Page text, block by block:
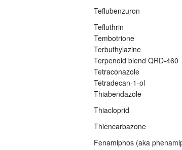
Teflubenzuron
Tefluthrin
Tembotrione
Terbuthylazine
Terpenoid blend QRD-460
Tetraconazole
Tetradecan-1-ol
Thiabendazole
Thiacloprid
Thiencarbazone
Fenamiphos (aka